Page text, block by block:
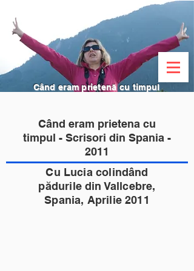
Când eram prietenă cu timpul
Când eram prietena cu
timpul - Scrisori din Spania -
2011
Cu Lucia colindând
pădurile din Vallcebre,
Spania, Aprilie 2011